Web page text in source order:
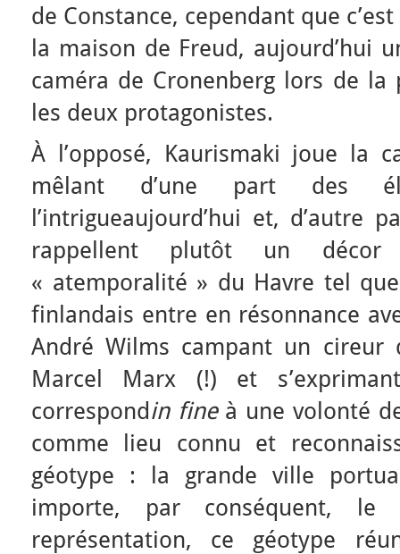
de Constance, cependant que
la maison de Freud, aujourd’hui
caméra de Cronenberg lors de
les deux protagonistes.
À l’opposé, Kaurismaki joue la
mêlant d’une part des
l’intrigueaujourd’hui et, d’autre
rappellent plutôt un décor
« atemporalité » du Havre tel
finlandais entre en résonnance
André Wilms campant un cireur
Marcel Marx (!) et
correspond in fineà une volonté
comme lieu connu et
géotype : la grande ville
importe, par conséquent,
représentation, ce géotype